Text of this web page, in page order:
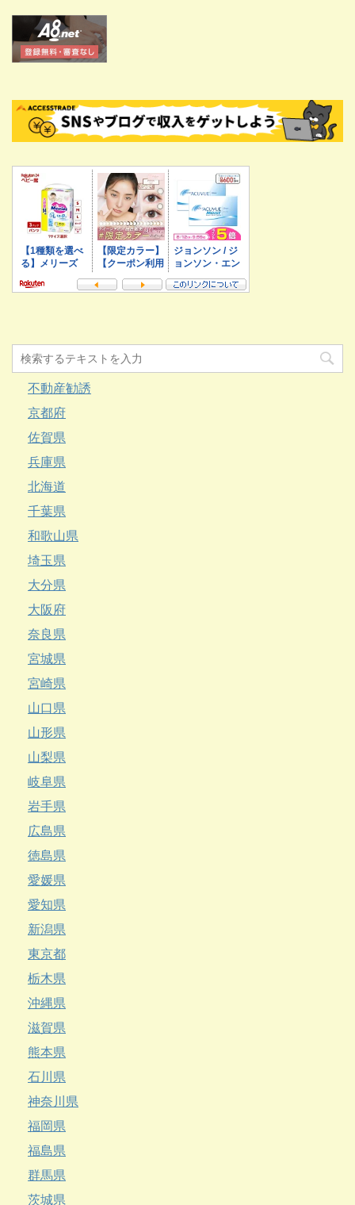
不動産勧誘
京都府
佐賀県
兵庫県
北海道
千葉県
和歌山県
埼玉県
大分県
大阪府
奈良県
宮城県
宮崎県
山口県
山形県
山梨県
岐阜県
岩手県
広島県
徳島県
愛媛県
愛知県
新潟県
東京都
栃木県
沖縄県
滋賀県
熊本県
石川県
神奈川県
福岡県
福島県
群馬県
茨城県